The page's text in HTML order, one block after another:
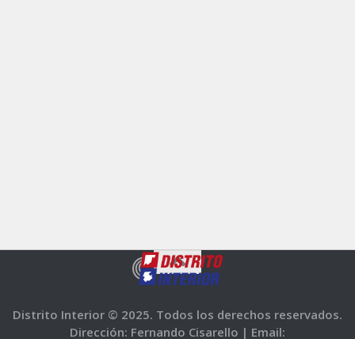
Distrito Interior © 2025. Todos los derechos reservados.
Dirección: Fernando Cisarello | Email: